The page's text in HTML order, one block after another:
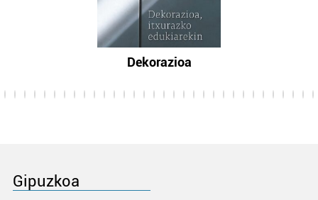
Dekorazioa
Gipuzkoa